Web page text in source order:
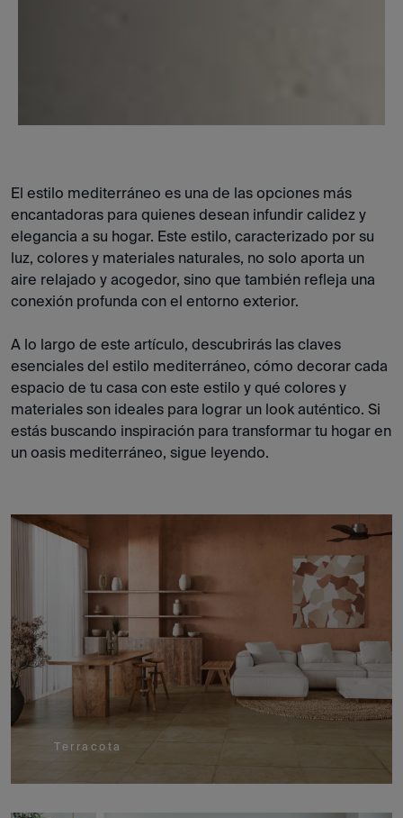
El estilo mediterráneo es una de las opciones más
encantadoras para quienes desean infundir calidez y
elegancia a su hogar. Este estilo, caracterizado por su
luz, colores y materiales naturales, no solo aporta un
aire relajado y acogedor, sino que también refleja una
conexión profunda con el entorno exterior.
A lo largo de este artículo, descubrirás las claves
esenciales del estilo mediterráneo, cómo decorar cada
espacio de tu casa con este estilo y qué colores y
materiales son ideales para lograr un look auténtico. Si
estás buscando inspiración para transformar tu hogar en
un oasis mediterráneo, sigue leyendo.
Terracota